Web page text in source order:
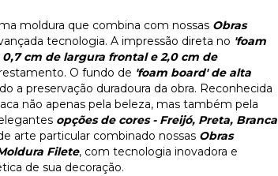
moldura que combina com nossas Obras
tecnologia. A impressão direta no 'foam
0,7 cm de largura frontal e 2,0 cm de
O fundo de 'foam board' de alta
a preservação duradoura da obra. Reconhecida
não apenas pela beleza, mas também pela
opções de cores - Freijó, Preta, Branca
arte particular combinado nossas Obras
Filete, com tecnologia inovadora e
de sua decoração.